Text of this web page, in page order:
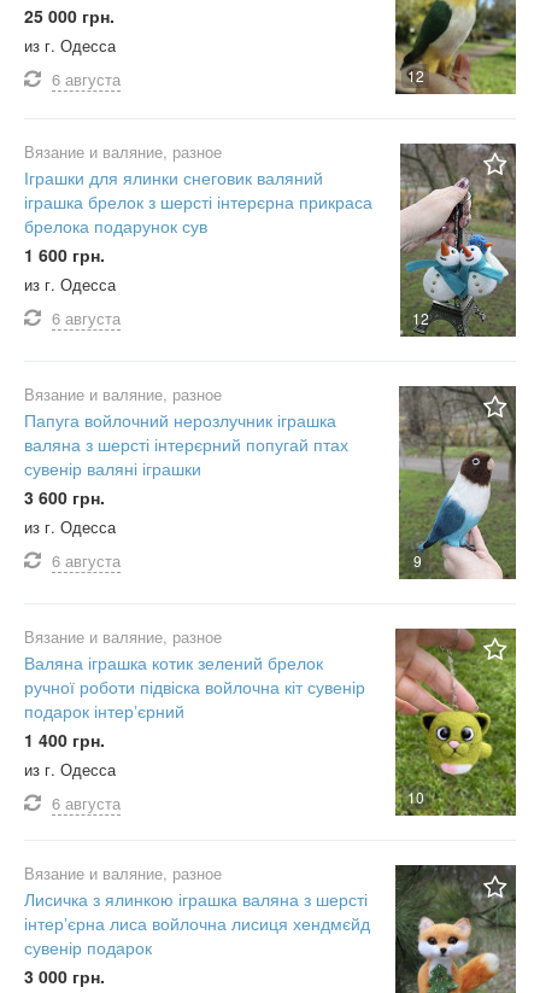
12
25 000 грн.
из г. Одесса
6 августа
12
Вязание и валяние, разное
Іграшки для ялинки снеговик валяний
іграшка брелок з шерсті інтерєрна прикраса
брелока подарунок сув
1 600 грн.
из г. Одесса
6 августа
9
Вязание и валяние, разное
Папуга войлочний нерозлучник іграшка
валяна з шерсті інтерєрний попугай птах
сувенір валяні іграшки
3 600 грн.
из г. Одесса
6 августа
10
Вязание и валяние, разное
Валяна іграшка котик зелений брелок
ручної роботи підвіска войлочна кіт сувенір
подарок інтерʼєрний
1 400 грн.
из г. Одесса
6 августа
Вязание и валяние, разное
Лисичка з ялинкою іграшка валяна з шерсті
інтерʼєрна лиса войлочна лисиця хендмєйд
сувенір подарок
3 000 грн.